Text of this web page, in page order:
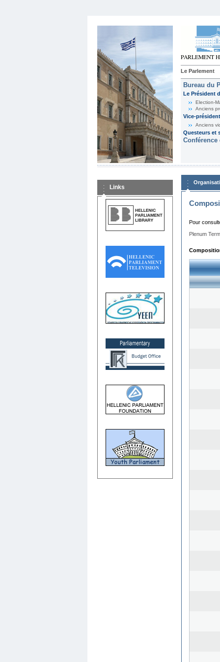
Le Parlement
Bureau du
Le Président
Election-
Anciens
Vice-
Anciens
Questeurs et
Links
Pour
Plenum